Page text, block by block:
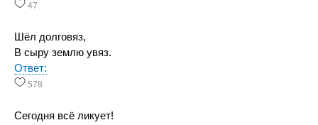
47
Шёл долговяз,
В сыру землю увяз.
Ответ:
578
Сегодня всё ликует!